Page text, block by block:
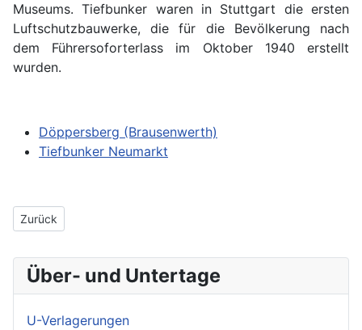
Museums. Tiefbunker waren in Stuttgart die ersten
Luftschutzbauwerke, die für die Bevölkerung nach
dem Führersoforterlass im Oktober 1940 erstellt
wurden.
Döppersberg (Brausenwerth)
Tiefbunker Neumarkt
Vorheriger Beitrag: OP-Bunker in Waltrop
Zurück
Über- und Untertage
U-Verlagerungen